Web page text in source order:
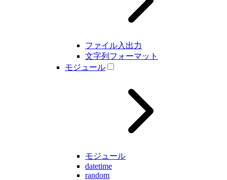
ファイル入出力
文字列フォーマット
モジュール
モジュール
datetime
random